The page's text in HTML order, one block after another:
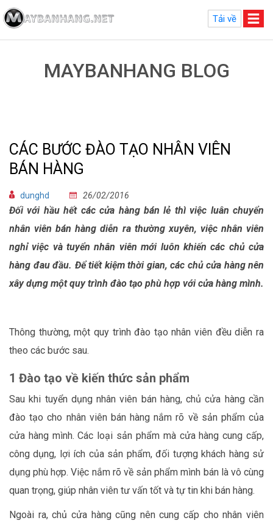
Tải về
MAYBANHANG BLOG
CÁC BƯỚC ĐÀO TẠO NHÂN VIÊN
BÁN HÀNG
dunghd 26/02/2016
Đối với hầu hết các cửa hàng bán lẻ thì việc luân chuyển
nhân viên bán hàng diễn ra thường xuyên, việc nhân viên
nghỉ việc và tuyển nhân viên mới luôn khiến các chủ cửa
hàng đau đầu. Để tiết kiệm thời gian, các chủ cửa hàng nên
xây dựng một quy trình đào tạo phù hợp với cửa hàng mình.
Thông thường, một quy trình đào tạo nhân viên đều diễn ra
theo các bước sau.
1 Đào tạo về kiến thức sản phẩm
Sau khi tuyển dụng nhân viên bán hàng, chủ cửa hàng cần
đào tạo cho nhân viên bán hàng nắm rõ về sản phẩm của
cửa hàng mình. Các loại sản phẩm mà cửa hàng cung cấp,
công dụng, lợi ích của sản phẩm, đối tượng khách hàng sử
dụng phù hợp. Việc nắm rõ về sản phẩm mình bán là vô cùng
quan trọng, giúp nhân viên tư vấn tốt và tự tin khi bán hàng.
Ngoài ra, chủ cửa hàng cũng nên cung cấp cho nhân viên